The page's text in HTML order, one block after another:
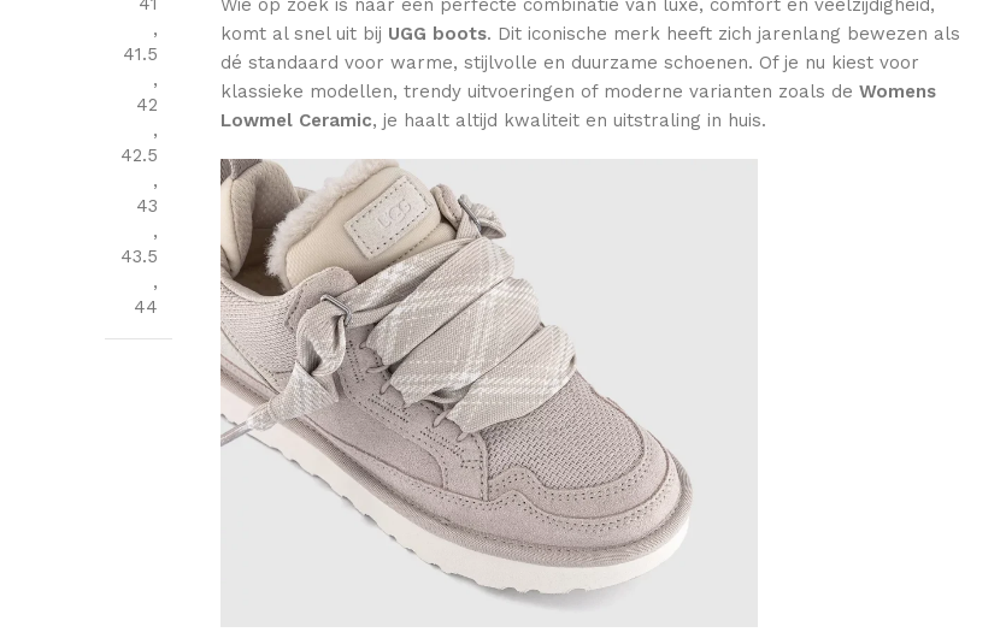
,
41.5
,
42
,
42.5
,
43
,
43.5
,
44
komt al snel uit bij UGG boots. Dit iconische merk heeft zich jarenlang bewezen als
dé standaard voor warme, stijlvolle en duurzame schoenen. Of je nu kiest voor
klassieke modellen, trendy uitvoeringen of moderne varianten zoals de Womens
Lowmel Ceramic, je haalt altijd kwaliteit en uitstraling in huis.